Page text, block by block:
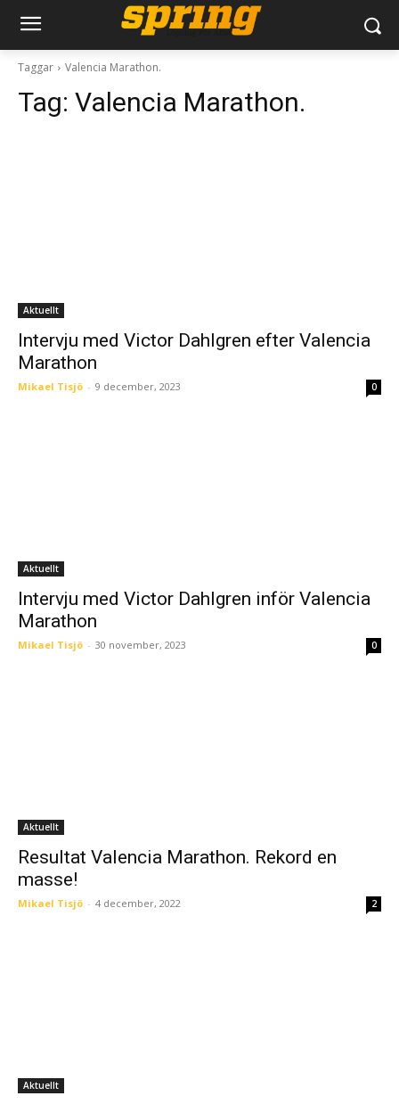
Taggar Valencia Marathon.
Tag: Valencia Marathon.
Aktuellt
Intervju med Victor Dahlgren efter Valencia
Marathon
Mikael Tisjö - 9 december, 2023 0
Aktuellt
Intervju med Victor Dahlgren inför Valencia
Marathon
Mikael Tisjö - 30 november, 2023 0
Aktuellt
Resultat Valencia Marathon. Rekord en
masse!
Mikael Tisjö - 4 december, 2022 2
Aktuellt